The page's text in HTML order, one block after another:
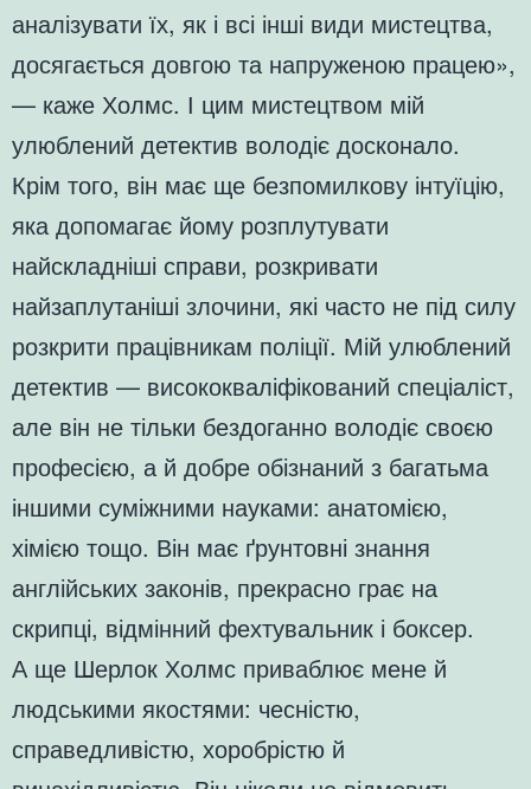
аналізувати їх, як і всі інші види мистецтва,
досягається довгою та напруженою працею»,
— каже Холмс. І цим мистецтвом мій
улюблений детектив володіє досконало.
Крім того, він має ще безпомилкову інтуїцію,
яка допомагає йому розплутувати
найскладніші справи, розкривати
найзаплутаніші злочини, які часто не під силу
розкрити працівникам поліції. Мій улюблений
детектив — висококваліфікований спеціаліст,
але він не тільки бездоганно володіє своєю
професією, а й добре обізнаний з багатьма
іншими суміжними науками: анатомією,
хімією тощо. Він має ґрунтовні знання
англійських законів, прекрасно грає на
скрипці, відмінний фехтувальник і боксер.
А ще Шерлок Холмс приваблює мене й
людськими якостями: чесністю,
справедливістю, хоробрістю й